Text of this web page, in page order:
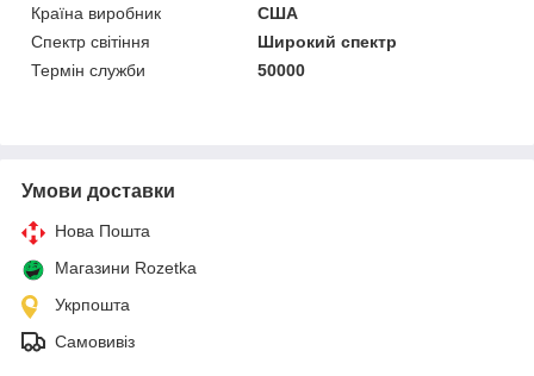
Країна виробник
США
Спектр світіння
Широкий спектр
Термін служби
50000
Умови доставки
Нова Пошта
Магазини Rozetka
Укрпошта
Самовивіз